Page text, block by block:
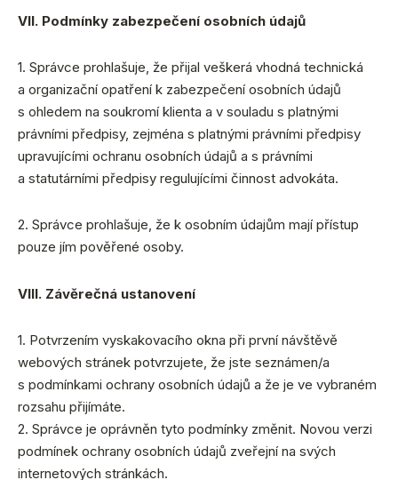
VII. Podmínky zabezpečení osobních údajů
1. Správce prohlašuje, že přijal veškerá vhodná technická
a organizační opatření k zabezpečení osobních údajů
s ohledem na soukromí klienta a v souladu s platnými
právními předpisy, zejména s platnými právními předpisy
upravujícími ochranu osobních údajů a s právními
a statutárními předpisy regulujícími činnost advokáta.
2. Správce prohlašuje, že k osobním údajům mají přístup
pouze jím pověřené osoby.
VIII. Závěrečná ustanovení
1. Potvrzením vyskakovacího okna při první návštěvě
webových stránek potvrzujete, že jste seznámen/a
s podmínkami ochrany osobních údajů a že je ve vybraném
rozsahu přijímáte.
2. Správce je oprávněn tyto podmínky změnit. Novou verzi
podmínek ochrany osobních údajů zveřejní na svých
internetových stránkách.